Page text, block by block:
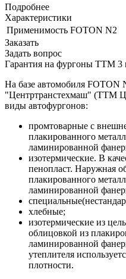
Подробнее
Характеристики
Применимость FOTON N2
Заказать
Задать вопрос
Гарантия на фургоны ТТМ 3
На базе автомобиля
"Центртранстехмаш" (ТТМ
виды автофургонов:
промтоварные с
плакированного
ламинированной
изотермические. В
пенопласт. Наружная
плакированного
ламинированной
хлебные;
изотермические из
облицовкой из
ламинированной
утеплителя
плотности.